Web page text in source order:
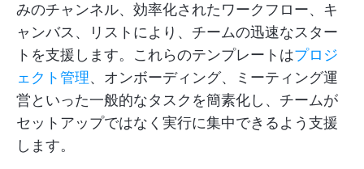
みのチャンネル、効率化されたワークフロー、キ
ャンバス、リストにより、チームの迅速なスター
トを支援します。これらのテンプレートはプロジ
ェクト管理、オンボーディング、ミーティング運
営といった一般的なタスクを簡素化し、チームが
セットアップではなく実行に集中できるよう支援
します。